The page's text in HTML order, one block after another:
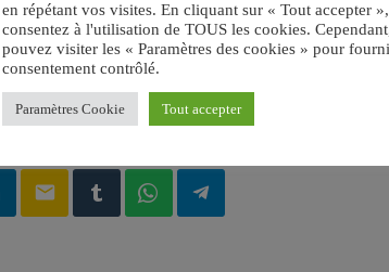
email
en répétant vos visites. En cliquant sur « Tout accepter
consentez à l'utilisation de TOUS les cookies.
pouvez visiter les « Paramètres des cookies » pour
consentement contrôlé.
Paramètres Cookie Tout accepter